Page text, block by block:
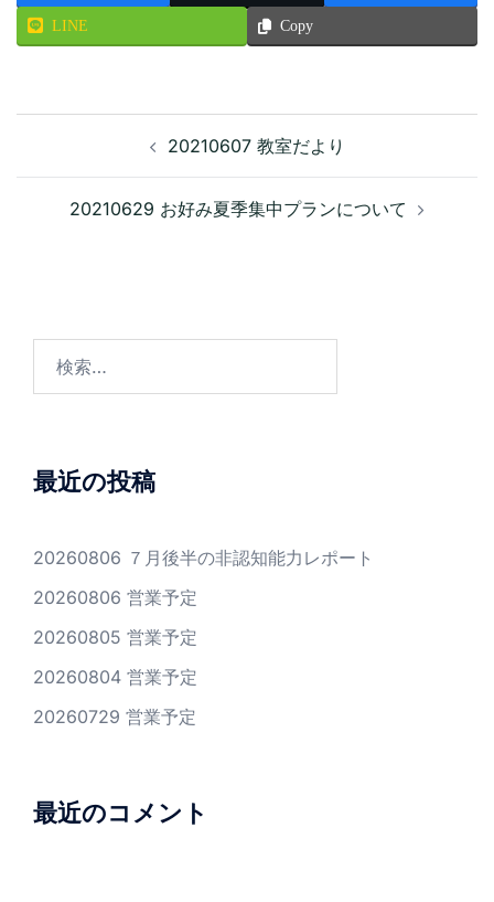
LINE Copy
ナ
ン
20210607 教室だより
20210629 お好み夏季集中プランについて
最近の投稿
20260806 ７月後半の非認知能力レポート
20260806 営業予定
20260805 営業予定
20260804 営業予定
20260729 営業予定
最近のコメント